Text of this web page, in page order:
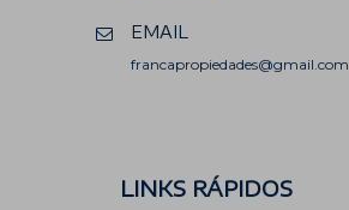
EMAIL
francapropiedades@gmail.com
LINKS RÁPIDOS